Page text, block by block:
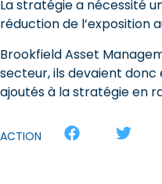
La stratégie a nécessité
réduction de l’exposition
Brookfield Asset
secteur, ils devaient
ajoutés à la stratégie en
ACTION